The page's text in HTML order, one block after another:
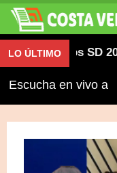
LO ÚLTIMO SD
Escucha en vivo a